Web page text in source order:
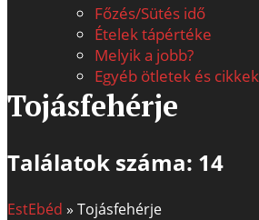
Főzés/Sütés idő
Ételek tápértéke
Melyik a jobb?
Egyéb ötletek és cikkek
Tojásfehérje
Találatok száma: 14
EstEbéd » Tojásfehérje